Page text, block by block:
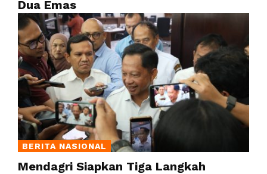
Dua Emas
BERITA NASIONAL
Mendagri Siapkan Tiga Langkah